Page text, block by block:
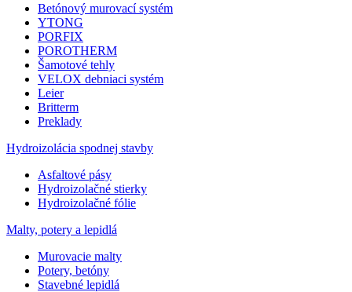
Betónový murovací systém
YTONG
PORFIX
POROTHERM
Šamotové tehly
VELOX debniaci systém
Leier
Britterm
Preklady
Hydroizolácia spodnej stavby
Asfaltové pásy
Hydroizolačné stierky
Hydroizolačné fólie
Malty, potery a lepidlá
Murovacie malty
Potery, betóny
Stavebné lepidlá